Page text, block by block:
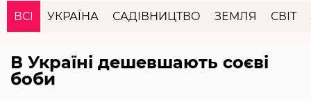
ВСІ УКРАЇНА САДІВНИЦТВО ЗЕМЛЯ СВІТ
В Україні дешевшають соєві
боби